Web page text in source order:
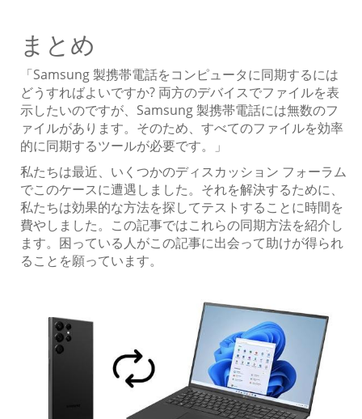
まとめ
「Samsung 製携帯電話をコンピュータに同期するには
どうすればよいですか? 両方のデバイスでファイルを表
示したいのですが、Samsung 製携帯電話には無数のフ
ァイルがあります。そのため、すべてのファイルを効率
的に同期するツールが必要です。」
私たちは最近、いくつかのディスカッション フォーラム
でこのケースに遭遇しました。それを解決するために、
私たちは効果的な方法を探してテストすることに時間を
費やしました。この記事ではこれらの同期方法を紹介し
ます。困っている人がこの記事に出会って助けが得られ
ることを願っています。